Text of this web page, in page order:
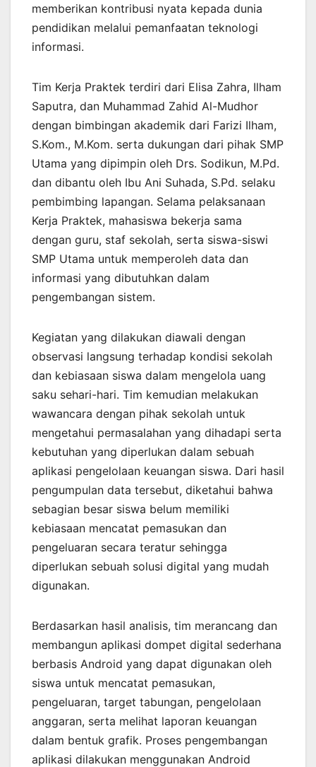
memberikan kontribusi nyata kepada dunia
pendidikan melalui pemanfaatan teknologi
informasi.
Tim Kerja Praktek terdiri dari Elisa Zahra, Ilham
Saputra, dan Muhammad Zahid Al-Mudhor
dengan bimbingan akademik dari Farizi Ilham,
S.Kom., M.Kom. serta dukungan dari pihak SMP
Utama yang dipimpin oleh Drs. Sodikun, M.Pd.
dan dibantu oleh Ibu Ani Suhada, S.Pd. selaku
pembimbing lapangan. Selama pelaksanaan
Kerja Praktek, mahasiswa bekerja sama
dengan guru, staf sekolah, serta siswa-siswi
SMP Utama untuk memperoleh data dan
informasi yang dibutuhkan dalam
pengembangan sistem.
Kegiatan yang dilakukan diawali dengan
observasi langsung terhadap kondisi sekolah
dan kebiasaan siswa dalam mengelola uang
saku sehari-hari. Tim kemudian melakukan
wawancara dengan pihak sekolah untuk
mengetahui permasalahan yang dihadapi serta
kebutuhan yang diperlukan dalam sebuah
aplikasi pengelolaan keuangan siswa. Dari hasil
pengumpulan data tersebut, diketahui bahwa
sebagian besar siswa belum memiliki
kebiasaan mencatat pemasukan dan
pengeluaran secara teratur sehingga
diperlukan sebuah solusi digital yang mudah
digunakan.
Berdasarkan hasil analisis, tim merancang dan
membangun aplikasi dompet digital sederhana
berbasis Android yang dapat digunakan oleh
siswa untuk mencatat pemasukan,
pengeluaran, target tabungan, pengelolaan
anggaran, serta melihat laporan keuangan
dalam bentuk grafik. Proses pengembangan
aplikasi dilakukan menggunakan Android